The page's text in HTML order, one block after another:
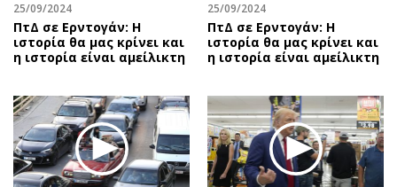
25/09/2024
ΠτΔ σε Ερντογάν: Η
ιστορία θα μας κρίνει και
η ιστορία είναι αμείλικτη
25/09/2024
ΠτΔ σε Ερντογάν: Η
ιστορία θα μας κρίνει και
η ιστορία είναι αμείλικτη